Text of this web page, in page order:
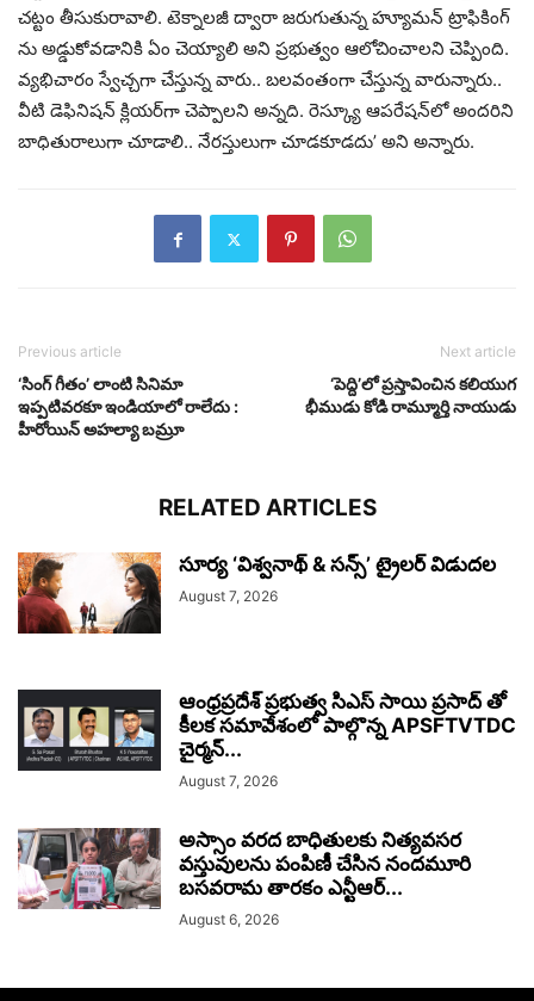
చట్టం తీసుకురావాలి. టెక్నాలజీ ద్వారా జరుగుతున్న హ్యూమన్ ట్రాఫికింగ్
ను అడ్డుకోవడానికి ఏం చెయ్యాలి అని ప్రభుత్వం ఆలోచించాలని చెప్పింది.
వ్యభిచారం స్వేచ్చగా చేస్తున్న వారు.. బలవంతంగా చేస్తున్న వారున్నారు..
వీటి డెఫినిషన్ క్లియర్‌గా చెప్పాలని అన్నది. రెస్క్యూ ఆపరేషన్‌లో అందరిని
బాధితురాలుగా చూడాలి.. నేరస్తులుగా చూడకూడదు’ అని అన్నారు.
Previous article
‘సింగ్ గీతం’ లాంటి సినిమా
ఇప్పటివరకూ ఇండియాలో రాలేదు :
హీరోయిన్ అహల్యా బమ్రూ
Next article
‘పెద్ది’లో ప్రస్తావించిన కలియుగ
భీముడు కోడి రామ్మూర్తి నాయుడు
RELATED ARTICLES
సూర్య ‘విశ్వనాథ్ & సన్స్’ ట్రైలర్ విడుదల
August 7, 2026
ఆంధ్రప్రదేశ్ ప్రభుత్వ సిఎస్ సాయి ప్రసాద్ తో
కీలక సమావేశంలో పాల్గొన్న APSFTVTDC
చైర్మన్...
August 7, 2026
అస్సాం వరద బాధితులకు నిత్యవసర
వస్తువులను పంపిణీ చేసిన నందమూరి
బసవరామ తారకం ఎన్టీఆర్...
August 6, 2026